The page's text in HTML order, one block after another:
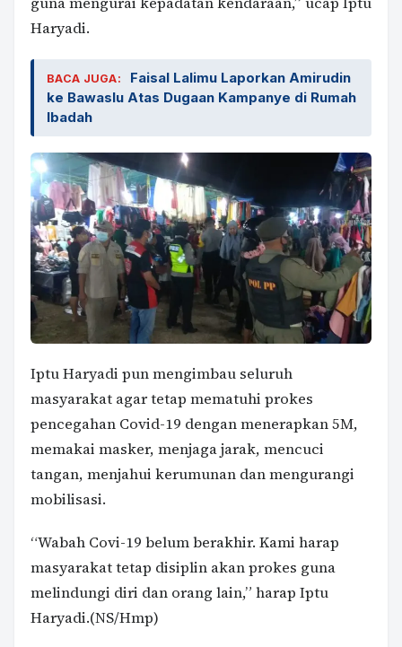
Haryadi.
BACA JUGA:
Faisal Lalimu Laporkan Amirudin
ke Bawaslu Atas Dugaan Kampanye di Rumah
Ibadah
Iptu Haryadi pun mengimbau seluruh
masyarakat agar tetap mematuhi prokes
pencegahan Covid-19 dengan menerapkan 5M,
memakai masker, menjaga jarak, mencuci
tangan, menjahui kerumunan dan mengurangi
mobilisasi.
“Wabah Covi-19 belum berakhir. Kami harap
masyarakat tetap disiplin akan prokes guna
melindungi diri dan orang lain,” harap Iptu
Haryadi.(NS/Hmp)